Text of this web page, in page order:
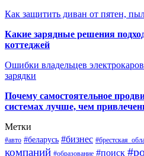
Как защитить диван от пятен,
Какие зарядные решения
коттеджей
Ошибки владельцев
зарядки
Почему самостоятельное
системах лучше, чем
Метки
#авто #беларусь #бизнес
компаний #образование #поиск